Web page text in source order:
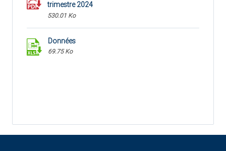
trimestre 2024
530.01 Ko
Données
69.75 Ko